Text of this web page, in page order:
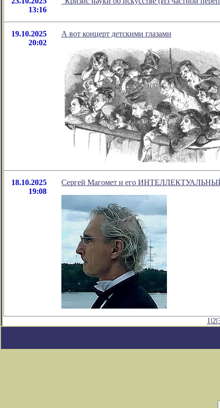
13:16
19.10.2025
20:02
А вот концерт детскими глазами
18.10.2025
19:08
Сергей Магомет и его
1 |2|